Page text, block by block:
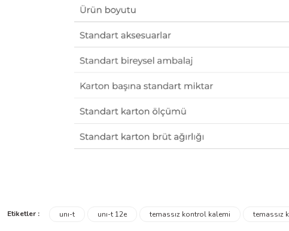
Etiketler : unı-t unı-t 12e temassız kontrol kalemi temassız